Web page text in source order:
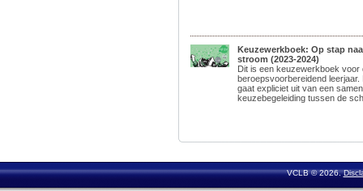
Keuzewerkboek: Op stap
stroom (2023-2024)
Dit is een keuzewerkboek voor
beroepsvoorbereidend
gaat expliciet uit van een
keuzebegeleiding tussen de
VCLB © 2026.